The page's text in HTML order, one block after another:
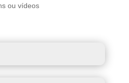
ou vídeos